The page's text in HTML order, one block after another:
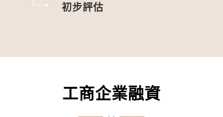
初步評估
工商企業融資